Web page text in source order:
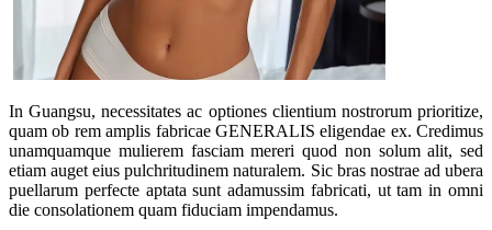
In Guangsu, necessitates ac optiones clientium nostrorum prioritize,
quam ob rem amplis fabricae GENERALIS eligendae ex. Credimus
unamquamque mulierem fasciam mereri quod non solum alit, sed
etiam auget eius pulchritudinem naturalem. Sic bras nostrae ad ubera
puellarum perfecte aptata sunt adamussim fabricati, ut tam in omni
die consolationem quam fiduciam impendamus.